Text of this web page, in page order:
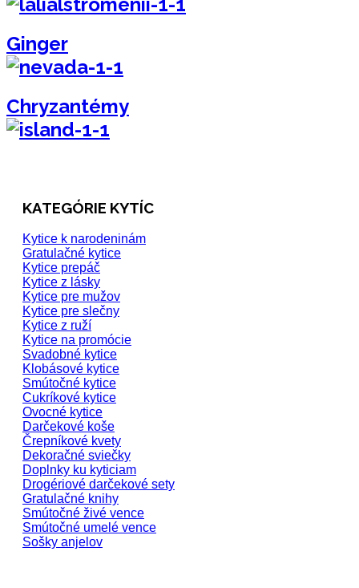
Ginger
Chryzantémy
KATEGÓRIE KYTÍC
Kytice k narodeninám
Gratulačné kytice
Kytice prepáč
Kytice z lásky
Kytice pre mužov
Kytice pre slečny
Kytice z ruží
Kytice na promócie
Svadobné kytice
Klobásové kytice
Smútočné kytice
Cukríkové kytice
Ovocné kytice
Darčekové koše
Črepníkové kvety
Dekoračné sviečky
Doplnky ku kyticiam
Drogériové darčekové sety
Gratulačné knihy
Smútočné živé vence
Smútočné umelé vence
Sošky anjelov